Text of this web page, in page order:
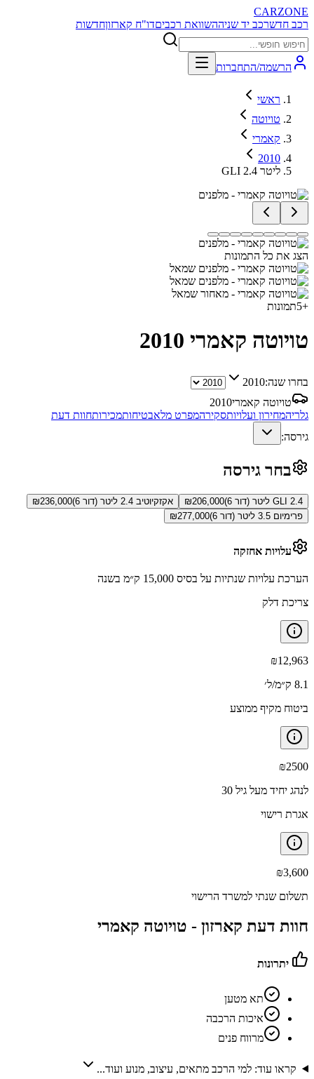
CARZONE
רכב חדשרכב יד שניההשוואת רכביםדו"ח קארזוןחדשות
הרשמה/התחברות
ראשי
טויוטה
קאמרי
2010
GLI 2.4 ליטר
הצג את כל התמונות
+
5תמונות
טויוטה קאמרי 2010
בחרו שנה:2010
טויוטה קאמרי2010
גלריהמחירון ועלויותסקירהמפרט מלאבטיחותמכירותחוות דעת
גירסה:
בחר גירסה
GLI 2.4 ליטר (דור 6) ₪206,000 אקזקיוטיב 2.4 ליטר (דור 6) ₪236,000
פרימיום 3.5 ליטר (דור 6)
₪277,000
עלויות אחזקה
הערכת עלויות שנתיות על בסיס 15,000 ק״מ בשנה
צריכת דלק
₪12,963
8.1 ק״מ/ל׳
ביטוח מקיף ממוצע
₪2500
לנהג יחיד מעל גיל 30
אגרת רישוי
₪3,600
תשלום שנתי למשרד הרישוי
חוות דעת קארזון - טויוטה קאמרי
יתרונות
תא מטען
איכות הרכבה
מרווח פנים
קראו עוד: למי הרכב מתאים, עיצוב, מנוע ועוד...